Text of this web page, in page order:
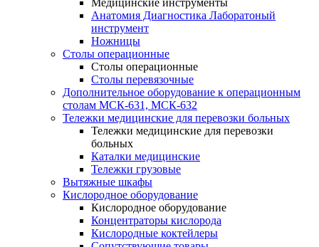
Медицинские инструменты
Анатомия Диагностика Лаборатоный
инструмент
Ножницы
Столы операционные
Столы операционные
Столы перевязочные
Дополнительное оборудование к операционным
столам МСК-631, МСК-632
Тележки медицинские для перевозки больных
Тележки медицинские для перевозки
больных
Каталки медицинские
Тележки грузовые
Вытяжные шкафы
Кислородное оборудование
Кислородное оборудование
Концентраторы кислорода
Кислородные коктейлеры